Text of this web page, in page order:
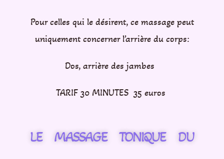
Pour celles qui le désirent, ce massage peut
uniquement concerner l’arrière du corps:
Dos, arrière des jambes
TARIF 30 MINUTES 35 euros
LE MASSAGE TONIQUE DU